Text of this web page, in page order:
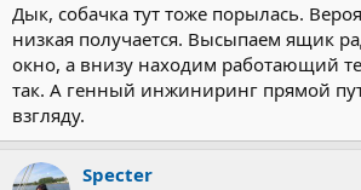
Дык, собачка тут тоже порылась.
низкая получается. Высыпаем ящик
окно, а внизу находим работающий
так. А генный инжиниринг прямой
взгляду.
Specter